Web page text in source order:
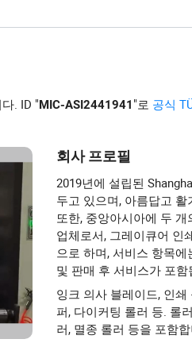
. ID "MIC-ASI2441941 "로 공식
회사 프로필
2019년에 설립된
두고 있으며, 아름답고
또한, 중앙아시아에 두
업체로서, 그레이큐어 인
으로 하며, 서비스 항목
및 판매 후 서비스가 포
잉크 의사 블레이드, 인
퍼, 다이커팅 롤러 등. 롤
러, 멸종 롤러 등을 포함